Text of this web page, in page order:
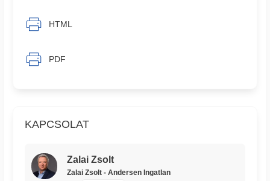
KAPCSOLAT
Zalai Zsolt
Zalai Zsolt - Andersen Ingatlan
HTML
PDF